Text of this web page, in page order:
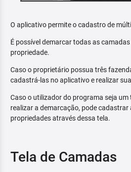
O aplicativo permite o cadastro de
É possível demarcar todas as
propriedade.
Caso o proprietário possua três
cadastrá-las no aplicativo e realizar
Caso o utilizador do programa seja um
realizar a demarcação, pode cadastrar
propriedades através dessa tela.
Tela de Camadas